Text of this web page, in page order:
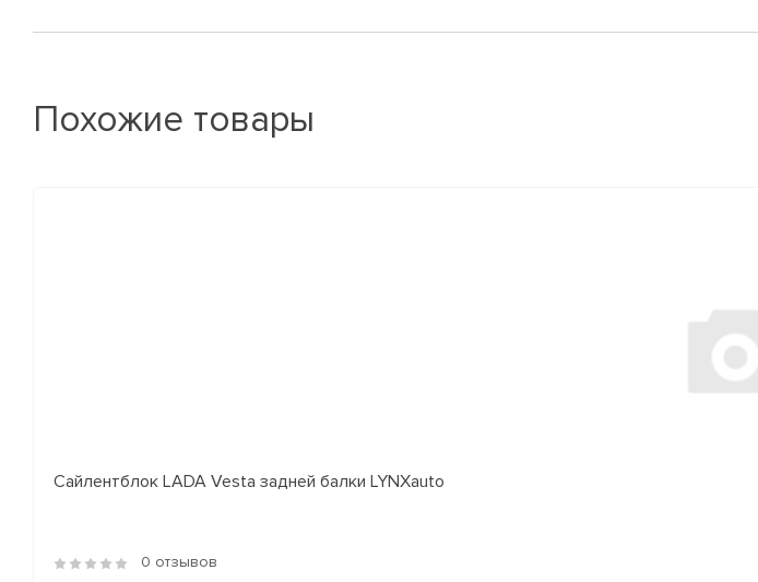
Похожие товары
Сайлентблок LADA Vesta задней балки LYNXauto
0 отзывов